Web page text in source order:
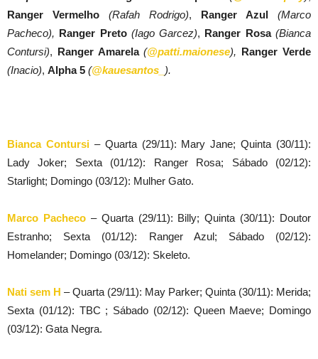
Ranger Vermelho
(Rafah Rodrigo), Ranger Azul
(Marco
Pacheco), Ranger Preto (Iago Garcez), Ranger Rosa (Bianca
Contursi), Ranger Amarela (@patti.maionese), Ranger Verde
(Inacio), Alpha 5 (@kauesantos_ ).
Bianca Contursi– Quarta (29/11): Mary Jane; Quinta (30/11):
Lady Joker; Sexta (01/12): Ranger Rosa; Sábado (02/12):
Starlight; Domingo (03/12): Mulher Gato.
Marco Pacheco– Quarta (29/11): Billy; Quinta (30/11): Doutor
Estranho; Sexta (01/12): Ranger Azul; Sábado (02/12):
Homelander; Domingo (03/12): Skeleto.
Nati sem H – Quarta (29/11): May Parker; Quinta (30/11): Merida;
Sexta (01/12): TBC ; Sábado (02/12): Queen Maeve; Domingo
(03/12): Gata Negra.